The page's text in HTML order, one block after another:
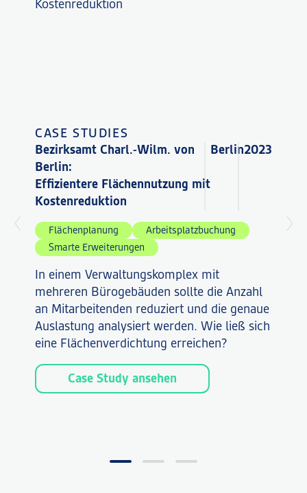
CASE STUDIES
Bezirksamt Charl.-Wilm. von
Berlin:
Effizientere Flächennutzung mit
Kostenreduktion
Berlin2023
Flächenplanung
Arbeitsplatzbuchung
Smarte Erweiterungen
In einem Verwaltungskomplex mit
mehreren Bürogebäuden sollte die Anzahl
an Mitarbeitenden reduziert und die genaue
Auslastung analysiert werden. Wie ließ sich
eine Flächenverdichtung erreichen?
Case Study ansehen